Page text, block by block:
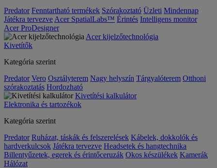
Predator Fenntartható termékek Szórakoztató Üzleti Mindennap
Játékra tervezve Acer SpatialLabs™ Érintés Intelligens monitor
Acer ProDesigner
Acer kijelzőtechnológia
Kivetítők
Kategória szerint
Predator Vero Osztályterem Nagy helyszín Tárgyalóterem Otthoni
szórakoztatás Hordozható
Kivetítési kalkulátor
Elektronika és tartozékok
Kategória szerint
Predator Ruházat, táskák és felszerelések Kábelek, dokkolók és
hardverkulcsok Játékra tervezve Headsetek és hangtechnika
Billentyűzetek, egerek és érintőceruzák Okos készülékek Kamerák
Hálózat